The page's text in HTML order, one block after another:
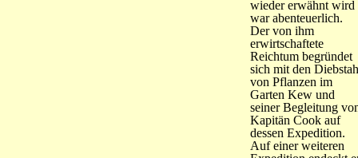
wieder erwähnt wird
war abenteuerlich.
Der von ihm
erwirtschaftete
Reichtum begründet
sich mit den
von Pflanzen im
Garten Kew und
seiner Begleitung
Kapitän Cook auf
dessen Expedition.
Auf einer weiteren